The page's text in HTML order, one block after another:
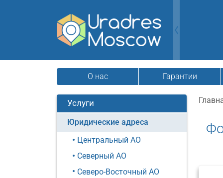
О нас Гарантии
Услуги
Юридические адреса
Центральный АО
Северный АО
Северо-Восточный АО